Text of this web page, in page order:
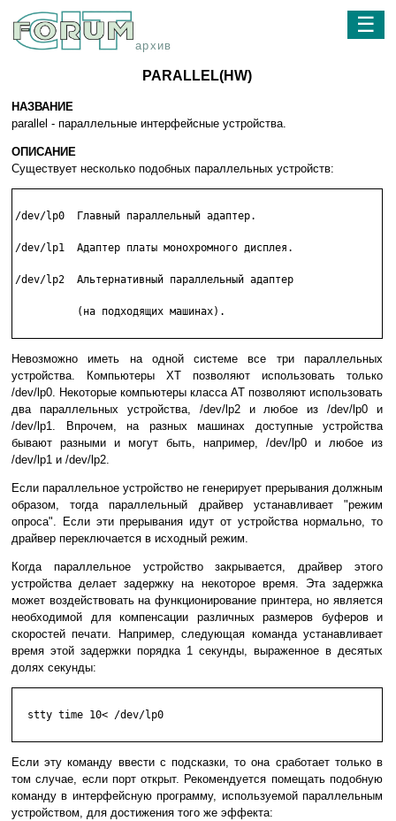
архив
☰
PARALLEL(HW)
НАЗВАНИЕ
parallel - параллельные интерфейсные устройства.
ОПИСАНИЕ
Существует несколько подобных параллельных устройств:
/dev/lp0  Главный параллельный адаптер.
/dev/lp1  Адаптер платы монохромного дисплея.
/dev/lp2  Альтернативный параллельный адаптер
          (на подходящих машинах).
Невозможно иметь на одной системе все три параллельных
устройства. Компьютеры XT позволяют использовать только
/dev/lp0. Некоторые компьютеры класса AT позволяют использовать
два параллельных устройства, /dev/lp2 и любое из /dev/lp0 и
/dev/lp1. Впрочем, на разных машинах доступные устройства
бывают разными и могут быть, например, /dev/lp0 и любое из
/dev/lp1 и /dev/lp2.
Если параллельное устройство не генерирует прерывания должным
образом, тогда параллельный драйвер устанавливает "режим
опроса". Если эти прерывания идут от устройства нормально, то
драйвер переключается в исходный режим.
Когда параллельное устройство закрывается, драйвер этого
устройства делает задержку на некоторое время. Эта задержка
может воздействовать на функционирование принтера, но является
необходимой для компенсации различных размеров буферов и
скоростей печати. Например, следующая команда устанавливает
время этой задержки порядка 1 секунды, выраженное в десятых
долях секунды:
  stty time 10< /dev/lp0
Если эту команду ввести с подсказки, то она сработает только в
том случае, если порт открыт. Рекомендуется помещать подобную
команду в интерфейсную программу, используемой параллельным
устройством, для достижения того же эффекта: